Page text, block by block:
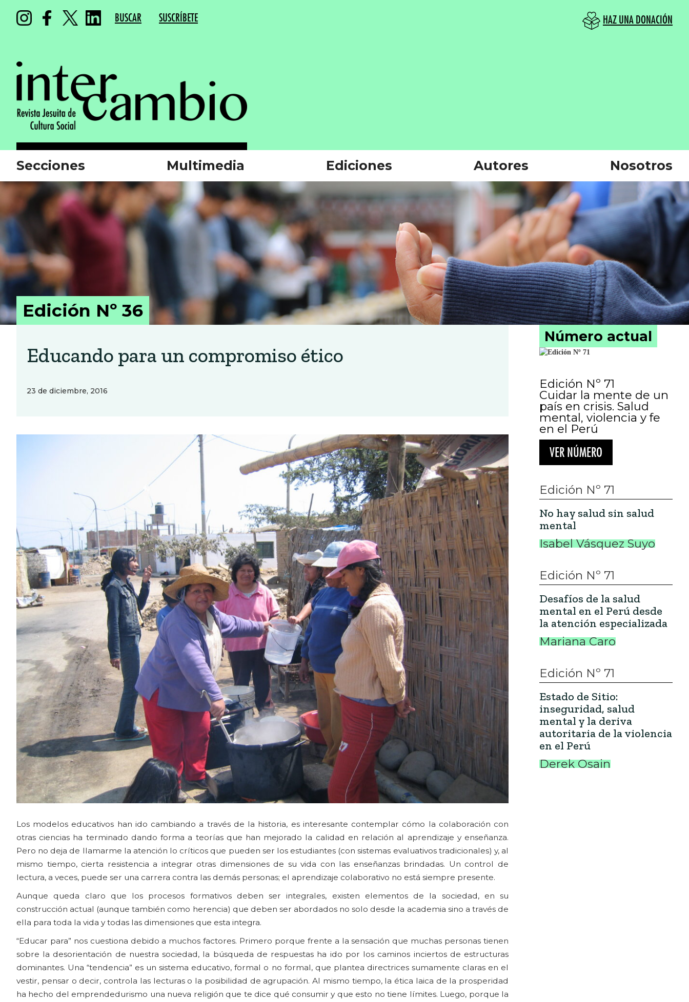
BUSCAR SUSCRÍBETE HAZ UNA DONACIÓN
Secciones Multimedia Ediciones Autores Nosotros
Edición Nº 36
Educando para un compromiso ético
23 de diciembre, 2016
Los modelos educativos han ido cambiando a través de la historia, es interesante contemplar cómo la colaboración con
otras ciencias ha terminado dando forma a teorías que han mejorado la calidad en relación al aprendizaje y enseñanza.
Pero no deja de llamarme la atención lo críticos que pueden ser los estudiantes (con sistemas evaluativos tradicionales) y, al
mismo tiempo, cierta resistencia a integrar otras dimensiones de su vida con las enseñanzas brindadas. Un control de
lectura, a veces, puede ser una carrera contra las demás personas; el aprendizaje colaborativo no está siempre presente.
Aunque queda claro que los procesos formativos deben ser integrales, existen elementos de la sociedad, en su
construcción actual (aunque también como herencia) que deben ser abordados no solo desde la academia sino a través de
ella para toda la vida y todas las dimensiones que esta integra.
“Educar para” nos cuestiona debido a muchos factores. Primero porque frente a la sensación que muchas personas tienen
sobre la desorientación de nuestra sociedad, la búsqueda de respuestas ha ido por los caminos inciertos de estructuras
dominantes. Una “tendencia” es un sistema educativo, formal o no formal, que plantea directrices sumamente claras en el
vestir, pensar o decir, controla las lecturas o la posibilidad de agrupación. Al mismo tiempo, la ética laica de la prosperidad
ha hecho del emprendedurismo una nueva religión que te dice qué consumir y que esto no tiene límites. Luego, porque la
Número actual
Edición Nº 71
Cuidar la mente de un
país en crisis. Salud
mental, violencia y fe
en el Perú
VER NÚMERO
Edición Nº 71
No hay salud sin salud
mental
Isabel Vásquez Suyo
Edición Nº 71
Desafíos de la salud
mental en el Perú desde
la atención especializada
Mariana Caro
Edición Nº 71
Estado de Sitio:
inseguridad, salud
mental y la deriva
autoritaria de la violencia
en el Perú
Derek Osain